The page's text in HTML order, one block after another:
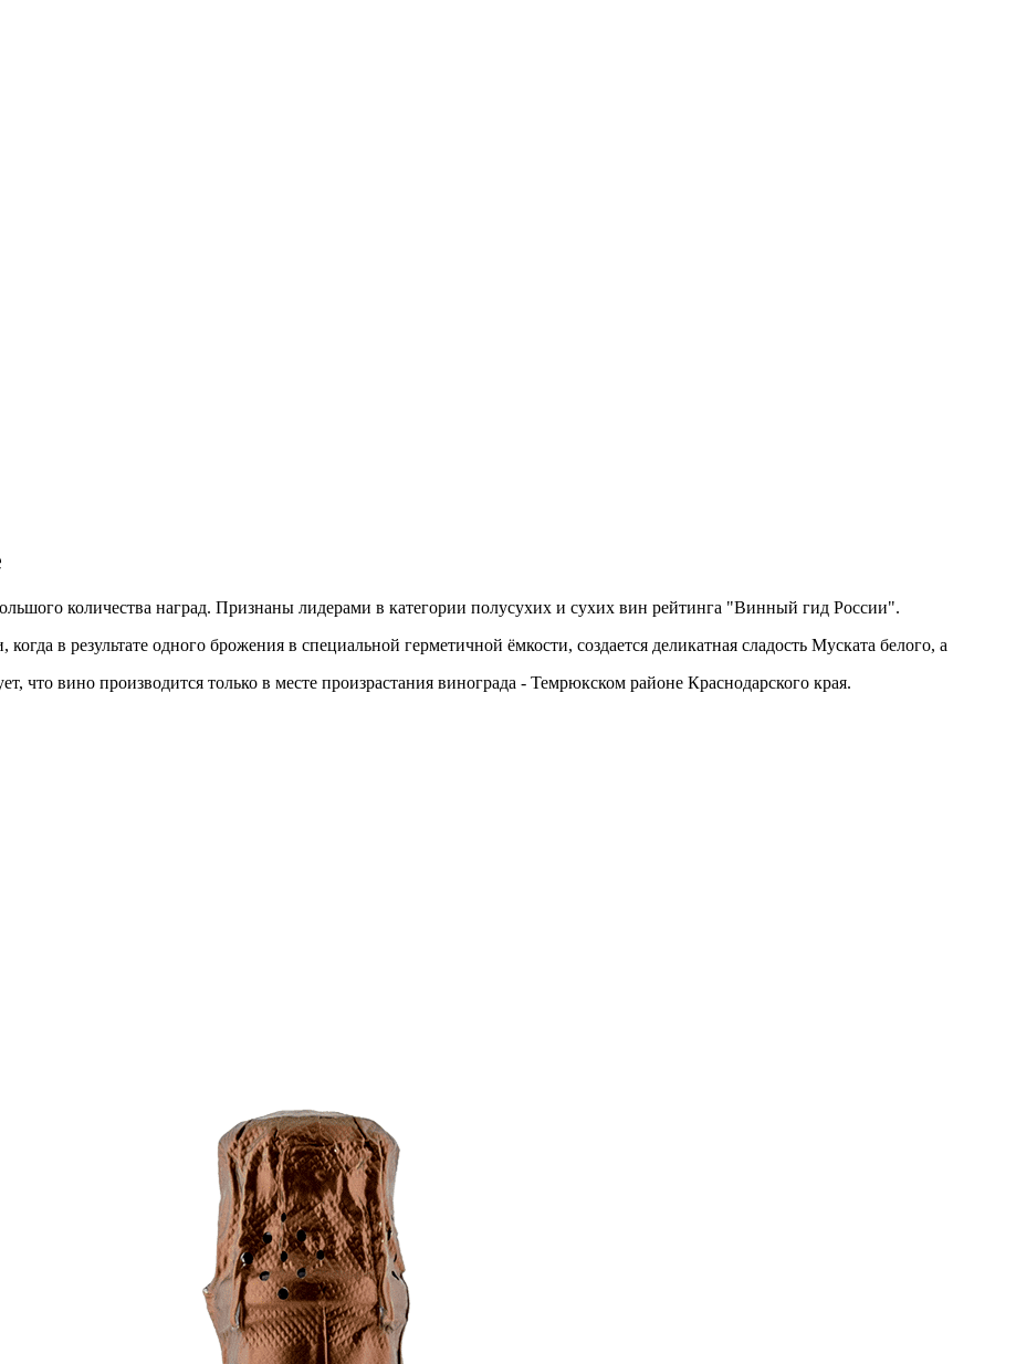
количества наград. Признаны лидерами в категории полусухих и сухих вин рейтинга "Винный гид России".
в результате одного брожения в специальной герметичной ёмкости, создается деликатная сладость Муската белого, а
что вино производится только в месте произрастания винограда - Темрюкском районе Краснодарского края.